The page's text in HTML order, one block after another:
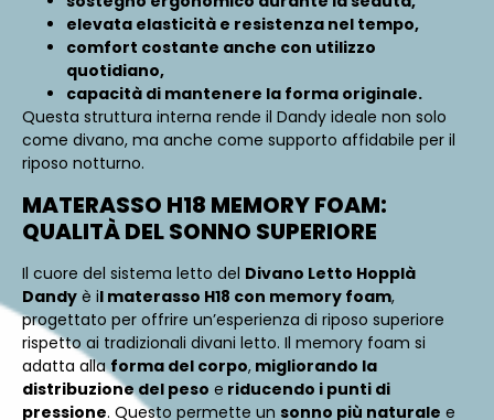
elevata elasticità e resistenza nel tempo,
comfort costante anche con utilizzo
quotidiano,
capacità di mantenere la forma originale.
Questa struttura interna rende il Dandy ideale non solo
come divano, ma anche come supporto affidabile per il
riposo notturno.
MATERASSO H18 MEMORY FOAM:
QUALITÀ DEL SONNO SUPERIORE
Il cuore del sistema letto del Divano Letto Hopplà
Dandy è il materasso H18 con memory foam,
progettato per offrire un’esperienza di riposo superiore
rispetto ai tradizionali divani letto. Il memory foam si
adatta allaforma del corpo, migliorando la
distribuzione del peso e riducendo i punti di
pressione. Questo permette un sonno più naturale e